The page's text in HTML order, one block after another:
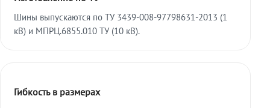
Шины выпускаются по ТУ 3439-008-97798631-2013 (1
кВ) и МПРЦ.6855.010 ТУ (10 кВ).
Гибкость в размерах